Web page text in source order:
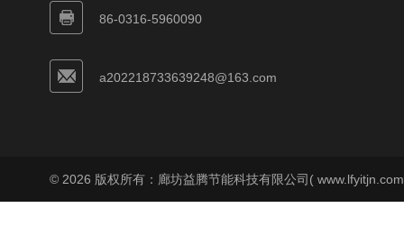
86-0316-5960090
a202218733639248@163.com
© 2026 版权所有：廊坊益腾节能科技有限公司(